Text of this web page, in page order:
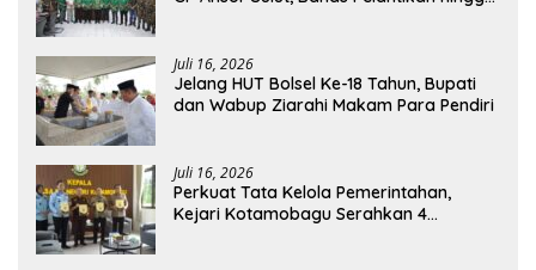
Juli 16, 2026
Jelang HUT Bolsel Ke-18 Tahun, Bupati
dan Wabup Ziarahi Makam Para Pendiri
Juli 16, 2026
Perkuat Tata Kelola Pemerintahan,
Kejari Kotamobagu Serahkan 4